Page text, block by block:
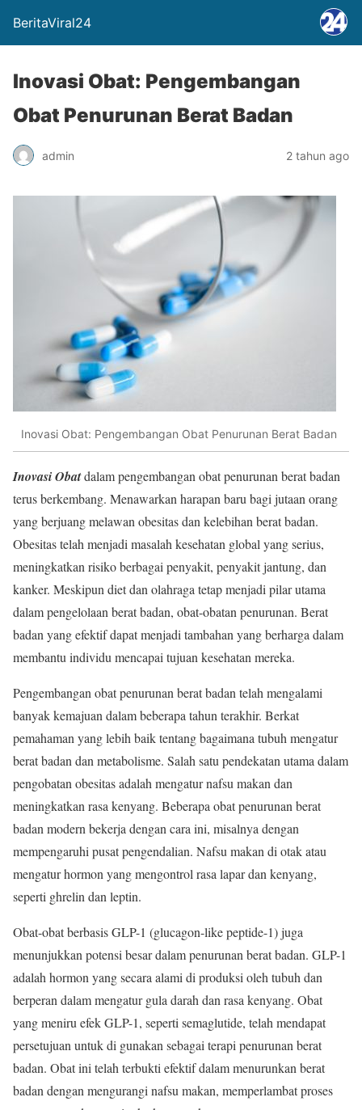
BeritaViral24
Inovasi Obat: Pengembangan
Obat Penurunan Berat Badan
admin 2 tahun ago
Inovasi Obat: Pengembangan Obat Penurunan Berat Badan
Inovasi Obatdalam pengembangan obat penurunan berat badan
terus berkembang. Menawarkan harapan baru bagi jutaan orang
yang berjuang melawan obesitas dan kelebihan berat badan.
Obesitas telah menjadi masalah kesehatan global yang serius,
meningkatkan risiko berbagai penyakit, penyakit jantung, dan
kanker. Meskipun diet dan olahraga tetap menjadi pilar utama
dalam pengelolaan berat badan, obat-obatan penurunan. Berat
badan yang efektif dapat menjadi tambahan yang berharga dalam
membantu individu mencapai tujuan kesehatan mereka.
Pengembangan obat penurunan berat badan telah mengalami
banyak kemajuan dalam beberapa tahun terakhir. Berkat
pemahaman yang lebih baik tentang bagaimana tubuh mengatur
berat badan dan metabolisme. Salah satu pendekatan utama dalam
pengobatan obesitas adalah mengatur nafsu makan dan
meningkatkan rasa kenyang. Beberapa obat penurunan berat
badan modern bekerja dengan cara ini, misalnya dengan
mempengaruhi pusat pengendalian. Nafsu makan di otak atau
mengatur hormon yang mengontrol rasa lapar dan kenyang,
seperti ghrelin dan leptin.
Obat-obat berbasis GLP-1 (glucagon-like peptide-1) juga
menunjukkan potensi besar dalam penurunan berat badan. GLP-1
adalah hormon yang secara alami di produksi oleh tubuh dan
berperan dalam mengatur gula darah dan rasa kenyang. Obat
yang meniru efek GLP-1, seperti semaglutide, telah mendapat
persetujuan untuk di gunakan sebagai terapi penurunan berat
badan. Obat ini telah terbukti efektif dalam menurunkan berat
badan dengan mengurangi nafsu makan, memperlambat proses